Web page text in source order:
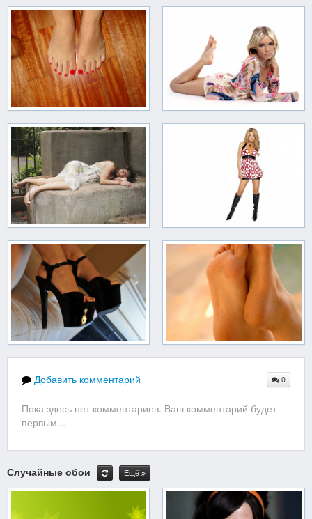
Добавить комментарий 0
Пока здесь нет комментариев. Ваш комментарий будет
первым...
Случайные обои Ещё